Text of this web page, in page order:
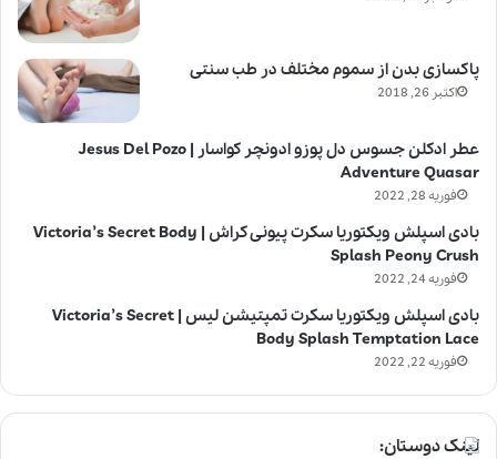
پاکسازی بدن از سموم مختلف در طب سنتی
اکتبر 26, 2018
عطر ادکلن جسوس دل پوزو ادونچر کواسار | Jesus Del Pozo
Adventure Quasar
فوریه 28, 2022
بادی اسپلش ویکتوریا سکرت پیونی کراش | Victoria’s Secret Body
Splash Peony Crush
فوریه 24, 2022
بادی اسپلش ویکتوریا سکرت تمپتیشن لیس | Victoria’s Secret
Body Splash Temptation Lace
فوریه 22, 2022
لینک دوستان: